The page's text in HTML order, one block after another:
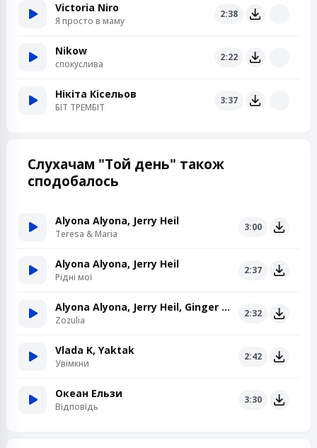
Victoria Niro
Я просто в маму
2:38
Nikow
спокуслива
2:22
Нікіта Кісельов
БІТ ТРЕМБІТ
3:37
Слухачам "Той день" також
сподобалось
Alyona Alyona, Jerry Heil
Teresa & Maria
3:00
Alyona Alyona, Jerry Heil
Рідні мої
2:37
Alyona Alyona, Jerry Heil, Ginger Mane
Zozulia
2:32
Vlada K, Yaktak
Увімкни
2:42
Океан Ельзи
Відповідь
3:30